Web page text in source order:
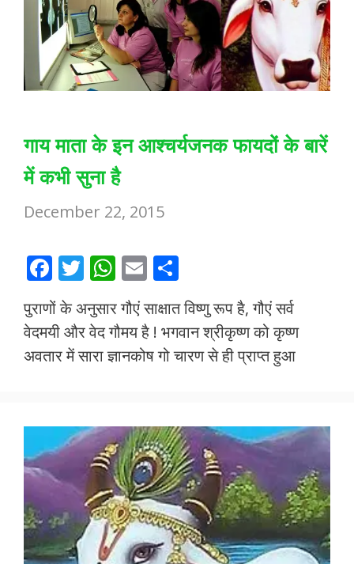
गाय माता के इन आश्चर्यजनक फायदों के बारें
में कभी सुना है
December 22, 2015
F
ac
e
b
o
k
T
w
itt
er
W
h
at
s
A
p
E
m
ai
l
h
ar
e
पुराणों के अनुसार गौएं साक्षात विष्णु रूप है, गौएं सर्व
वेदमयी और वेद गौमय है ! भगवान श्रीकृष्ण को कृष्ण
अवतार में सारा ज्ञानकोष गो चारण से ही प्राप्त हुआ